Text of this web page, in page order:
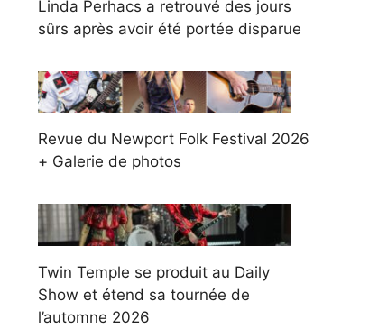
Linda Perhacs a retrouvé des jours
sûrs après avoir été portée disparue
Revue du Newport Folk Festival 2026
+ Galerie de photos
Twin Temple se produit au Daily
Show et étend sa tournée de
l’automne 2026